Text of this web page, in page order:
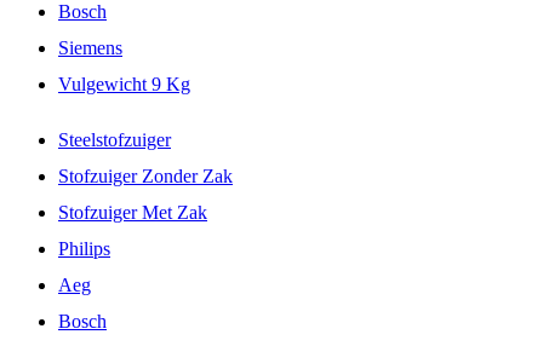
Bosch
Siemens
Vulgewicht 9 Kg
Steelstofzuiger
Stofzuiger Zonder Zak
Stofzuiger Met Zak
Philips
Aeg
Bosch